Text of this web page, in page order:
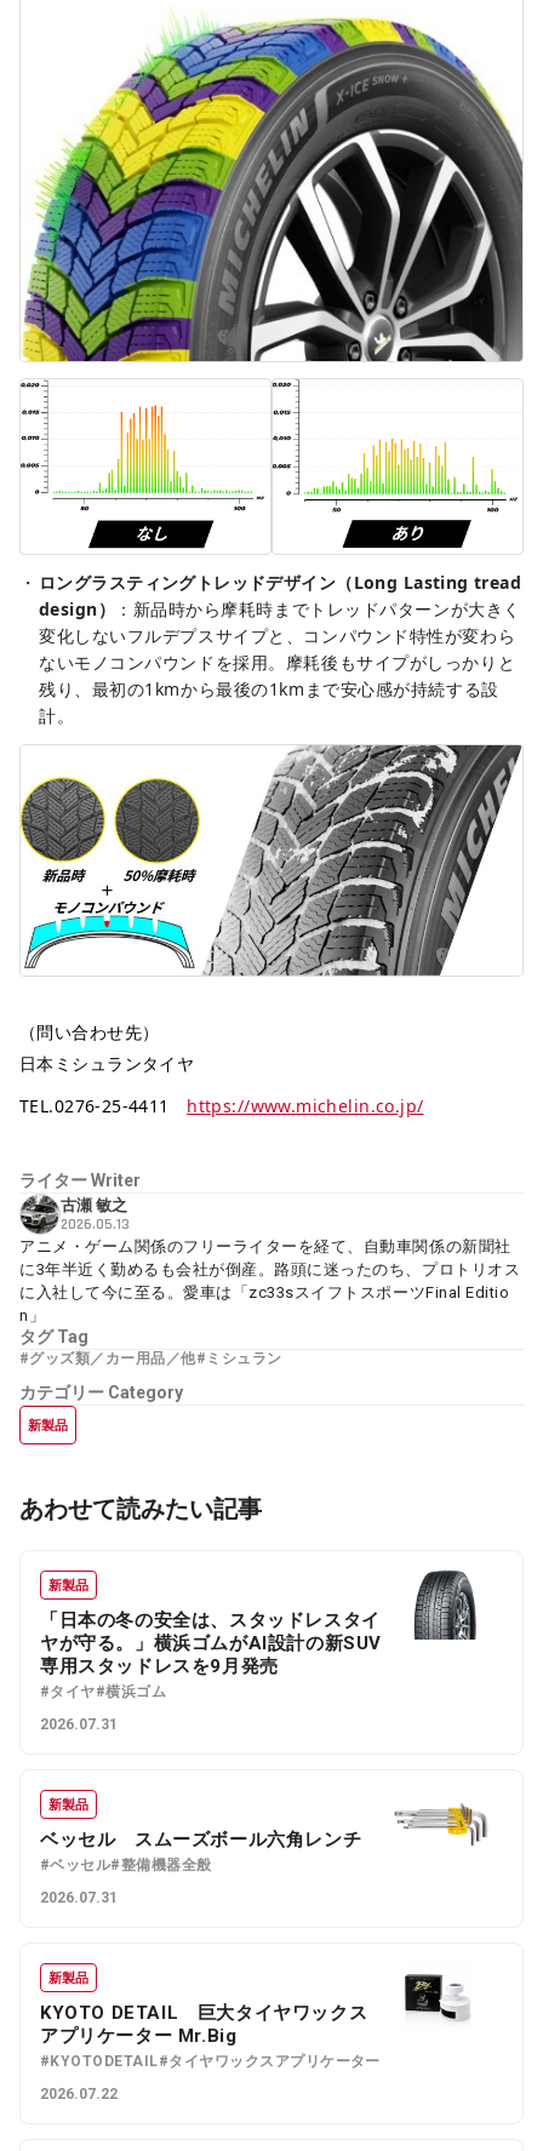
ロングラスティングトレッドデザイン（Long Lasting tread
design）
：新品時から摩耗時までトレッドパターンが大きく
変化しないフルデプスサイプと、コンパウンド特性が変わら
ないモノコンパウンドを採用。摩耗後もサイプがしっかりと
残り、最初の1kmから最後の1kmまで安心感が持続する設
計。
（問い合わせ先）
日本ミシュランタイヤ
TEL.0276-25-4411 https://www.michelin.co.jp/
ライターWriter
古瀬 敏之
2026.05.13
アニメ・ゲーム関係のフリーライターを経て、自動車関係の新聞社
に3年半近く勤めるも会社が倒産。路頭に迷ったのち、プロトリオス
に入社して今に至る。愛車は「zc33sスイフトスポーツFinal Editio
n」
タグTag
#グッズ類／カー用品／他#ミシュラン
カテゴリー Category
新製品
あわせて読みたい記事
新製品
「日本の冬の安全は、スタッドレスタイ
ヤが守る。」横浜ゴムがAI設計の新SUV
専用スタッドレスを9月発売
#タイヤ#横浜ゴム
2026.07.31
新製品
ベッセル スムーズボール六角レンチ
#ベッセル#整備機器全般
2026.07.31
新製品
KYOTO DETAIL 巨大タイヤワックス
アプリケーター Mr.Big
#KYOTODETAIL#タイヤワックスアプリケーター
2026.07.22